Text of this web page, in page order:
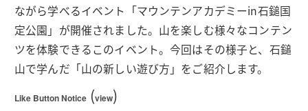
ながら学べるイベント「マウンテンアカデミーin石鎚国
定公園」が開催されました。山を楽しむ様々なコンテン
ツを体験できるこのイベント。今回はその様子と、石鎚
山で学んだ「山の新しい遊び方」をご紹介します。
Like Button Notice(view)